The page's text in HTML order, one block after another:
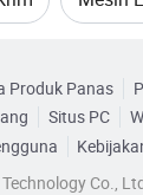
dapat
yang
Gelato
Produk Panas
Situs PC
Co.,